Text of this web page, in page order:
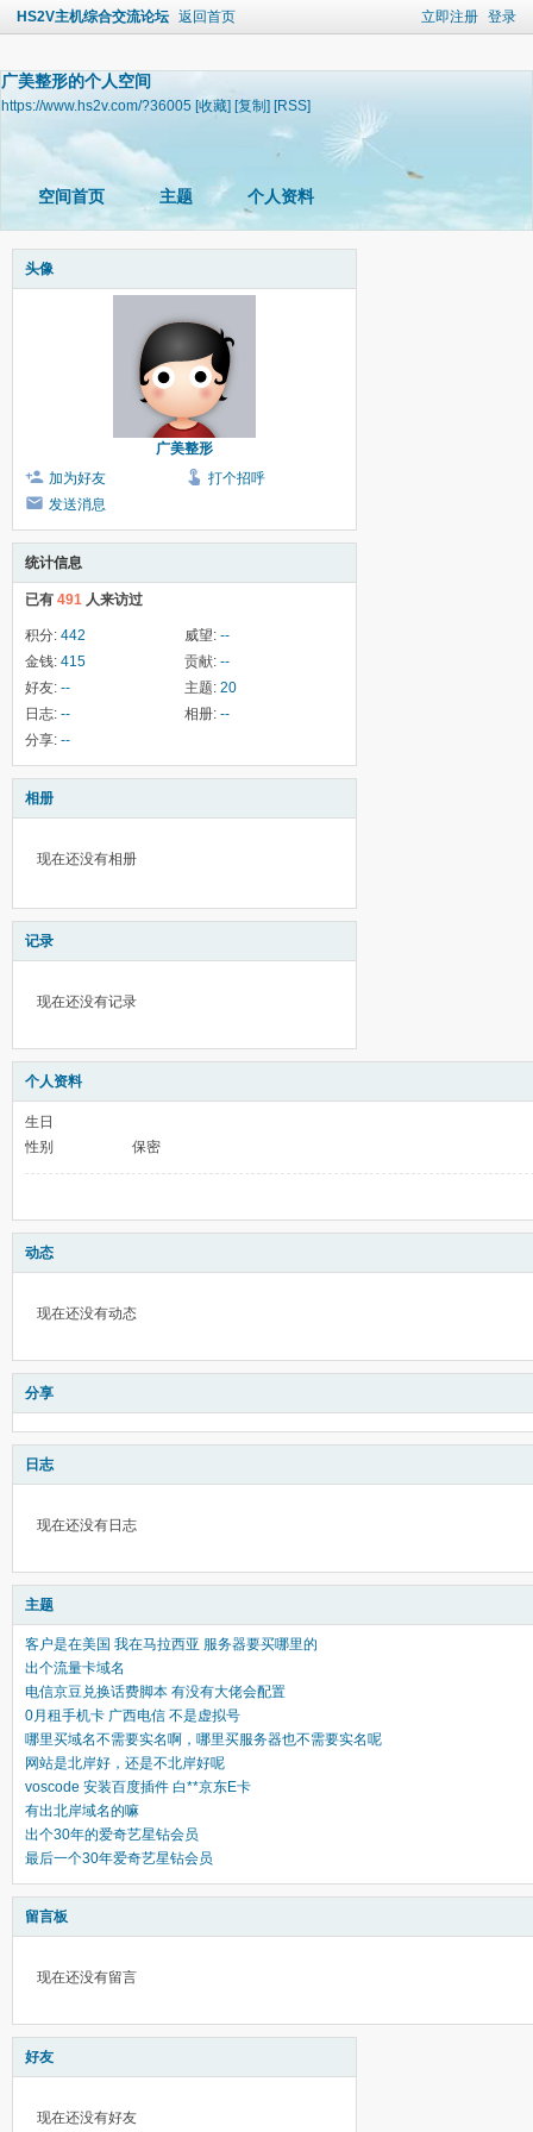
立即注册 登录
HS2V主机综合交流论坛 返回首页
广美整形的个人空间
https://www.hs2v.com/?36005 [收藏] [复制] [RSS]
空间首页 主题 个人资料
头像
广美整形
加为好友
打个招呼
发送消息
统计信息
已有 491 人来访过
积分: 442 威望: --
金钱: 415 贡献: --
好友: -- 主题: 20
日志: -- 相册: --
分享: --
相册
现在还没有相册
记录
现在还没有记录
个人资料
生日
性别
保密
动态
现在还没有动态
分享
日志
现在还没有日志
主题
客户是在美国 我在马拉西亚 服务器要买哪里的
出个流量卡域名
电信京豆兑换话费脚本 有没有大佬会配置
0月租手机卡 广西电信 不是虚拟号
哪里买域名不需要实名啊，哪里买服务器也不需要实名呢
网站是北岸好，还是不北岸好呢
voscode 安装百度插件 白**京东E卡
有出北岸域名的嘛
出个30年的爱奇艺星钻会员
最后一个30年爱奇艺星钻会员
留言板
现在还没有留言
好友
现在还没有好友